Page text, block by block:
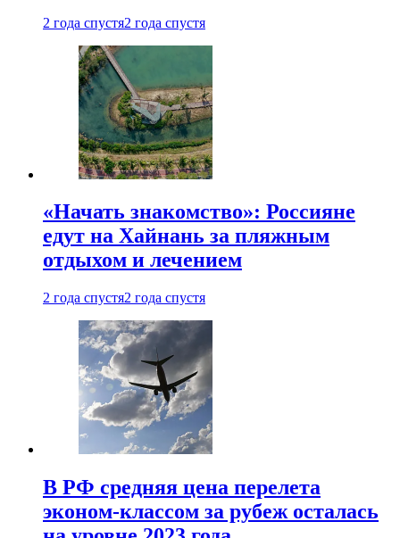
2 года спустя2 года спустя
«Начать знакомство»: Россияне
едут на Хайнань за пляжным
отдыхом и лечением
2 года спустя2 года спустя
В РФ средняя цена перелета
эконом-классом за рубеж осталась